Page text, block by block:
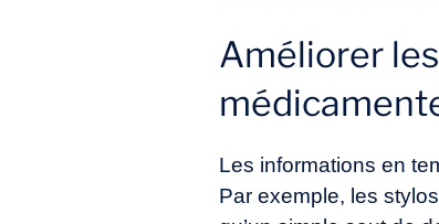
Améliorer
Les informations en
Par exemple, les